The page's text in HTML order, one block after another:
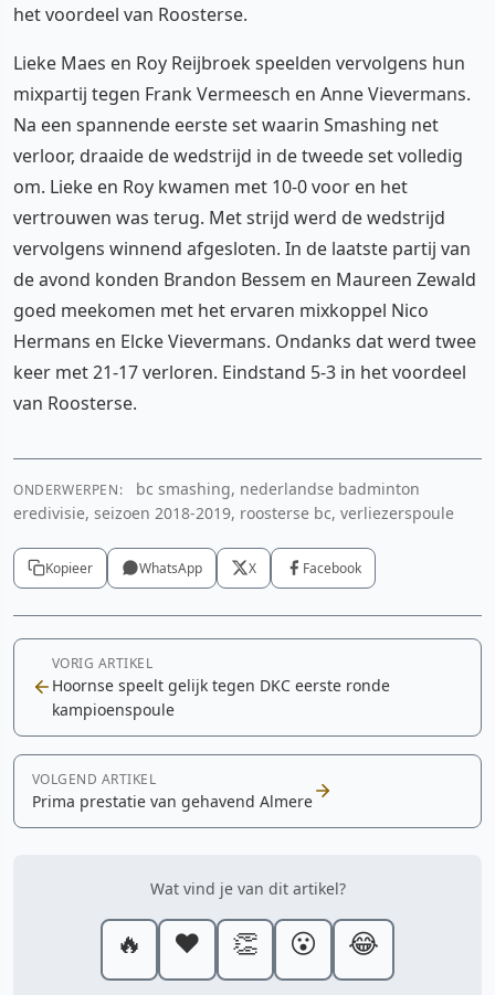
het voordeel van Roosterse.
Lieke Maes en Roy Reijbroek speelden vervolgens hun
mixpartij tegen Frank Vermeesch en Anne Vievermans.
Na een spannende eerste set waarin Smashing net
verloor, draaide de wedstrijd in de tweede set volledig
om. Lieke en Roy kwamen met 10-0 voor en het
vertrouwen was terug. Met strijd werd de wedstrijd
vervolgens winnend afgesloten. In de laatste partij van
de avond konden Brandon Bessem en Maureen Zewald
goed meekomen met het ervaren mixkoppel Nico
Hermans en Elcke Vievermans. Ondanks dat werd twee
keer met 21-17 verloren. Eindstand 5-3 in het voordeel
van Roosterse.
ONDERWERPEN:
bc smashing, nederlandse badminton
eredivisie, seizoen 2018-2019, roosterse bc, verliezerspoule
Kopieer WhatsApp X Facebook
VORIG ARTIKEL
Hoornse speelt gelijk tegen DKC eerste ronde
kampioenspoule
VOLGEND ARTIKEL
Prima prestatie van gehavend Almere
Wat vind je van dit artikel?
🔥 ❤️ 👏 😮 😂